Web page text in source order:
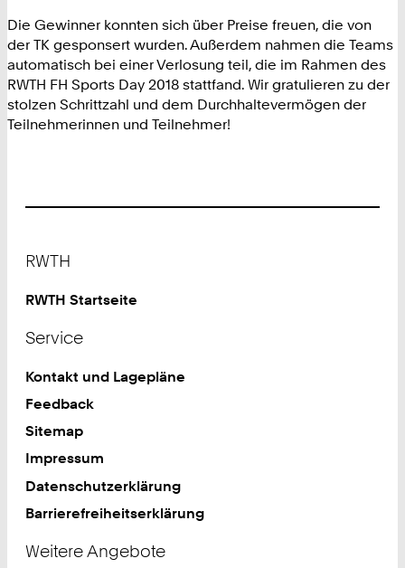
Die Gewinner konnten sich über Preise freuen, die von
der TK gesponsert wurden. Außerdem nahmen die Teams
automatisch bei einer Verlosung teil, die im Rahmen des
RWTH FH Sports Day 2018 stattfand. Wir gratulieren zu der
stolzen Schrittzahl und dem Durchhaltevermögen der
Teilnehmerinnen und Teilnehmer!
RWTH
RWTH Startseite
Service
Kontakt und Lagepläne
Feedback
Sitemap
Impressum
Datenschutzerklärung
Barrierefreiheitserklärung
Weitere Angebote